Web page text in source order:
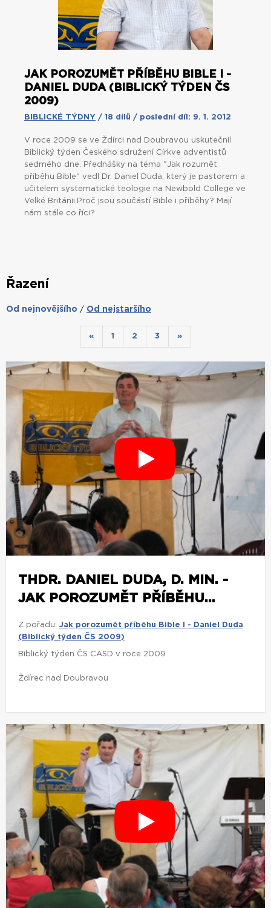
JAK POROZUMĚT PŘÍBĚHU BIBLE I -
DANIEL DUDA (BIBLICKÝ TÝDEN ČS
2009)
BIBLICKÉ TÝDNY / 18 dílů / poslední díl: 9. 1. 2012
V roce 2009 se ve Ždírci nad Doubravou uskutečnil
Biblický týden Českého sdružení Církve adventistů
sedmého dne. Přednášky na téma "Jak rozumět
příběhu Bible" vedl Dr. Daniel Duda, který je pastorem a
učitelem systematické teologie na Newbold College ve
Velké Británii.Proč jsou součástí Bible i příběhy? Mají
nám stále co říci?
Řazení
Od nejnovějšího / Od nejstaršího
« 1 2 3 »
THDR. DANIEL DUDA, D. MIN. -
JAK POROZUMĚT PŘÍBĚHU...
Z pořadu: Jak porozumět příběhu Bible I - Daniel Duda
(Biblický týden ČS 2009)
Biblický týden ČS CASD v roce 2009
Ždírec nad Doubravou